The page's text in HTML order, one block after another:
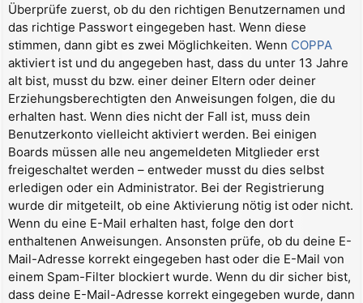
Überprüfe zuerst, ob du den richtigen Benutzernamen und
das richtige Passwort eingegeben hast. Wenn diese
stimmen, dann gibt es zwei Möglichkeiten. Wenn COPPA
aktiviert ist und du angegeben hast, dass du unter 13 Jahre
alt bist, musst du bzw. einer deiner Eltern oder deiner
Erziehungsberechtigten den Anweisungen folgen, die du
erhalten hast. Wenn dies nicht der Fall ist, muss dein
Benutzerkonto vielleicht aktiviert werden. Bei einigen
Boards müssen alle neu angemeldeten Mitglieder erst
freigeschaltet werden – entweder musst du dies selbst
erledigen oder ein Administrator. Bei der Registrierung
wurde dir mitgeteilt, ob eine Aktivierung nötig ist oder nicht.
Wenn du eine E-Mail erhalten hast, folge den dort
enthaltenen Anweisungen. Ansonsten prüfe, ob du deine E-
Mail-Adresse korrekt eingegeben hast oder die E-Mail von
einem Spam-Filter blockiert wurde. Wenn du dir sicher bist,
dass deine E-Mail-Adresse korrekt eingegeben wurde, dann